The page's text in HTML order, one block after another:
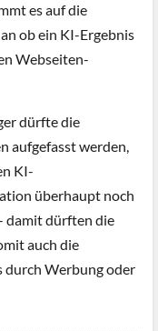
es auf die
ob ein KI-Ergebnis
Webseiten-
dürfte die
aufgefasst werden,
KI-
überhaupt noch
damit dürften die
auch die
durch Werbung oder